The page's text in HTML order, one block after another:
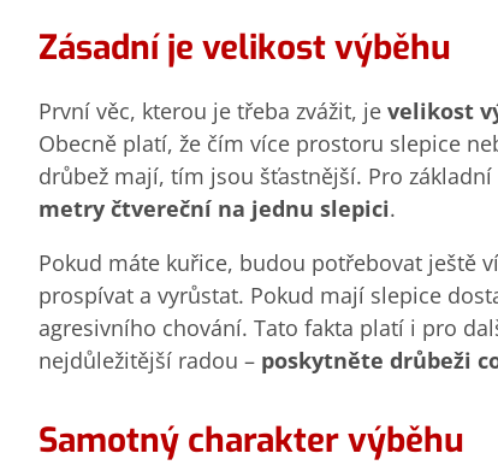
Zásadní je velikost výběhu
První věc, kterou je třeba zvážit, je velikost
Obecně platí, že čím více prostoru slepice
drůbež mají, tím jsou šťastnější. Pro
metry čtvereční na jednu slepici.
Pokud máte kuřice, budou potřebovat ještě
prospívat a vyrůstat. Pokud mají slepice
agresivního chování. Tato fakta platí i pro
nejdůležitější radou – poskytněte drůbeži
Samotný charakter výběhu